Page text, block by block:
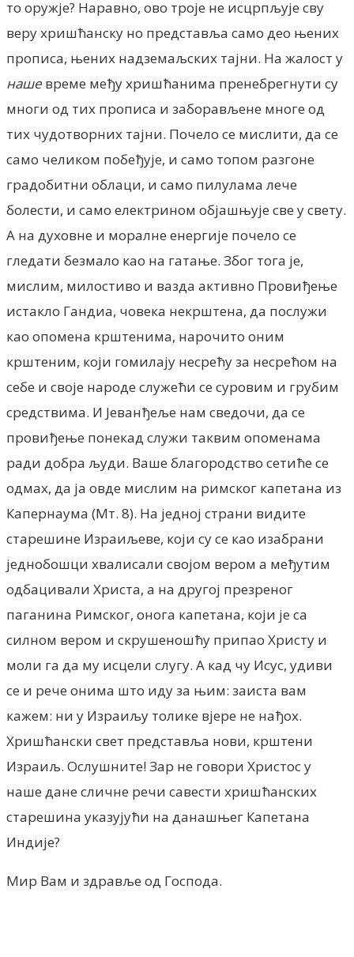
то оружје? Наравно, ово троје не исцрпљује сву
веру хришћанску но представља само део њених
прописа, њених надземаљских тајни. На жалост у
наше време међу хришћанима пренебрегнути су
многи од тих прописа и заборављене многе од
тих чудотворних тајни. Почело се мислити, да се
само челиком побеђује, и само топом разгоне
градобитни облаци, и само пилулама лече
болести, и само електрином објашњује све у свету.
А на духовне и моралне енергије почело се
гледати безмало као на гатање. Због тога је,
мислим, милостиво и вазда активно Провиђење
истакло Гандиа, човека некрштена, да послужи
као опомена крштенима, нарочито оним
крштеним, који гомилају несрећу за несрећом на
себе и своје народе служећи се суровим и грубим
средствима. И Јеванђеље нам сведочи, да се
провиђење понекад служи таквим опоменама
ради добра људи. Ваше благородство сетиће се
одмах, да ја овде мислим на римског капетана из
Капернаума (Мт. 8). На једној страни видите
старешине Израиљеве, који су се као изабрани
једнобошци хвалисали својом вером а међутим
одбацивали Христа, а на другој презреног
паганина Римског, онога капетана, који је са
силном вером и скрушеношћу припао Христу и
моли га да му исцели слугу. А кад чу Исус, удиви
се и рече онима што иду за њим: заиста вам
кажем: ни у Израиљу толике вјере не нађох.
Хришћански свет представља нови, крштени
Израиљ. Ослушните! Зар не говори Христос у
наше дане сличне речи савести хришћанских
старешина указујући на данашњег Капетана
Индије?
Мир Вам и здравље од Господа.